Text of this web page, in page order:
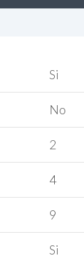
Si
No
2
4
9
Si